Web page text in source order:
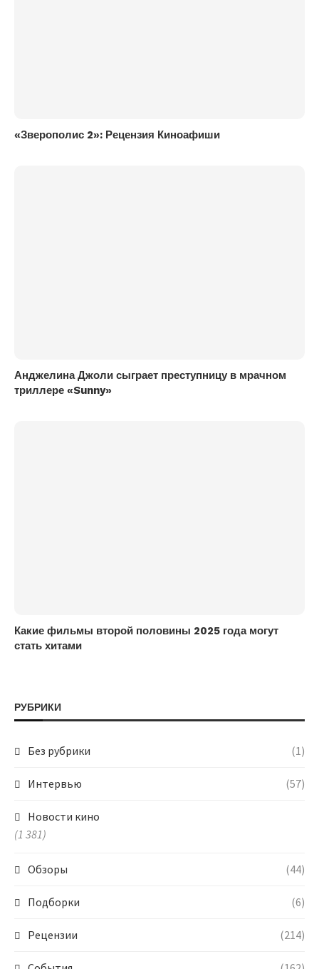
«Зверополис 2»: Рецензия Киноафиши
Анджелина Джоли сыграет преступницу в мрачном
триллере «Sunny»
Какие фильмы второй половины 2025 года могут
стать хитами
РУБРИКИ
Без рубрики (1)
Интервью (57)
Новости кино
(1 381)
Обзоры (44)
Подборки (6)
Рецензии (214)